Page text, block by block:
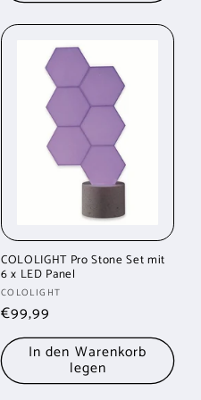
COLOLIGHT Pro Stone Set mit
6 x LED Panel
Anbieter:
COLOLIGHT
Normaler
Preis
€99,99
In den Warenkorb
legen